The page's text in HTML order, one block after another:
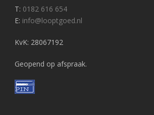
T: 0182 616 654
E: info@looptgoed.nl
KvK: 28067192
Geopend op afspraak.